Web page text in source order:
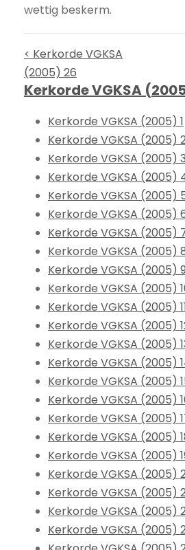
wettig beskerm.
< Kerkorde VGKSA
(2005) 26
Kerkorde VGKSA
Kerkorde VGKSA (2005) 1
Kerkorde VGKSA (2005)
Kerkorde VGKSA (2005) 3
Kerkorde VGKSA (2005)
Kerkorde VGKSA (2005)
Kerkorde VGKSA (2005)
Kerkorde VGKSA (2005)
Kerkorde VGKSA (2005)
Kerkorde VGKSA (2005) 9
Kerkorde VGKSA (2005)
Kerkorde VGKSA (2005)
Kerkorde VGKSA (2005)
Kerkorde VGKSA (2005)
Kerkorde VGKSA (2005)
Kerkorde VGKSA (2005)
Kerkorde VGKSA (2005)
Kerkorde VGKSA (2005)
Kerkorde VGKSA (2005)
Kerkorde VGKSA (2005)
Kerkorde VGKSA (2005)
Kerkorde VGKSA (2005)
Kerkorde VGKSA (2005)
Kerkorde VGKSA (2005)